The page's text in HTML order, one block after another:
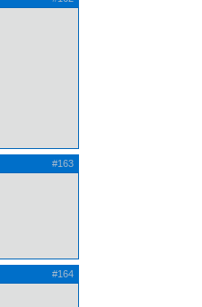
#163
#164